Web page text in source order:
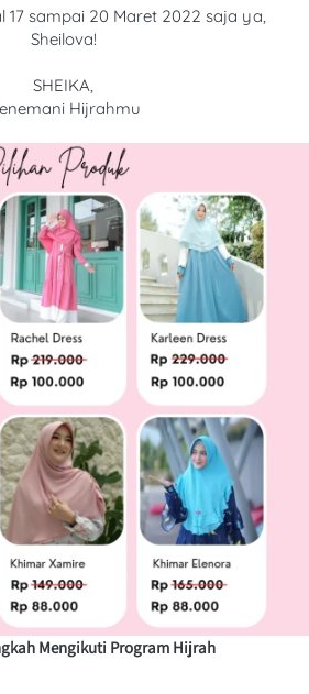
sampai 20 Maret 2022 saja ya,
Sheilova!
SHEIKA,
Hijrahmu
Mengikuti Program Hijrah